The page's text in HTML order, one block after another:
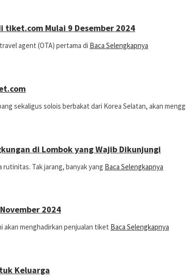
tiket.com Mulai 9 Desember 2024
agent (OTA) pertama di Baca Selengkapnya
sekaligus solois berbakat dari Korea Selatan, akan
di Lombok yang Wajib Dikunjungi
Tak jarang, banyak yang Baca Selengkapnya
2024
akan menghadirkan penjualan tiket Baca Selengkapnya
Keluarga